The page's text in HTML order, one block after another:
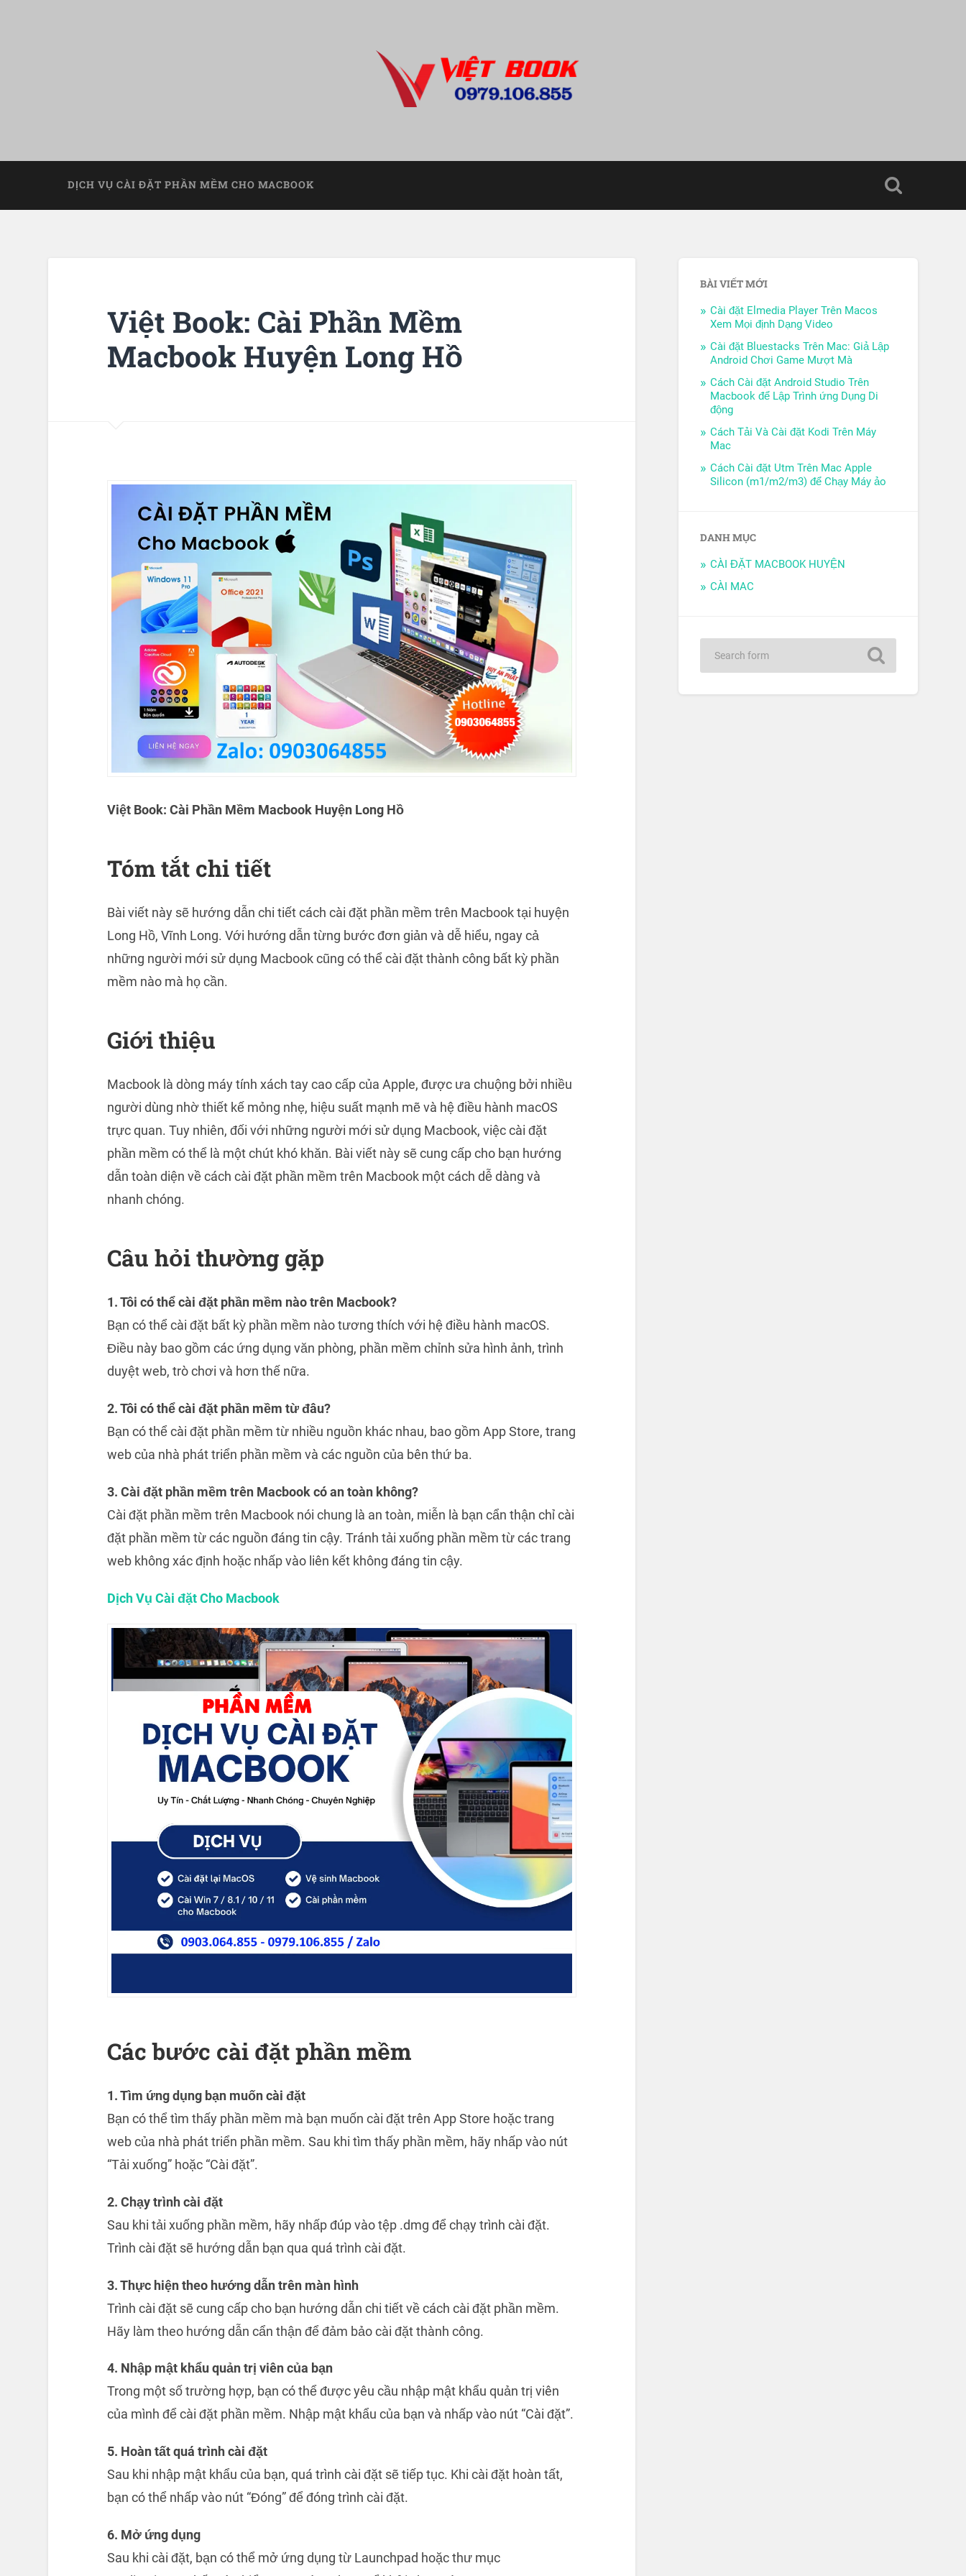
DỊCH VỤ CÀI ĐẶT PHẦN MỀM CHO MACBOOK
Việt Book: Cài Phần Mềm
Macbook Huyện Long Hồ
Việt Book: Cài Phần Mềm Macbook Huyện Long Hồ
Tóm tắt chi tiết
Bài viết này sẽ hướng dẫn chi tiết cách cài đặt phần mềm trên Macbook tại huyện
Long Hồ, Vĩnh Long. Với hướng dẫn từng bước đơn giản và dễ hiểu, ngay cả
những người mới sử dụng Macbook cũng có thể cài đặt thành công bất kỳ phần
mềm nào mà họ cần.
Giới thiệu
Macbook là dòng máy tính xách tay cao cấp của Apple, được ưa chuộng bởi nhiều
người dùng nhờ thiết kế mỏng nhẹ, hiệu suất mạnh mẽ và hệ điều hành macOS
trực quan. Tuy nhiên, đối với những người mới sử dụng Macbook, việc cài đặt
phần mềm có thể là một chút khó khăn. Bài viết này sẽ cung cấp cho bạn hướng
dẫn toàn diện về cách cài đặt phần mềm trên Macbook một cách dễ dàng và
nhanh chóng.
Câu hỏi thường gặp
1. Tôi có thể cài đặt phần mềm nào trên Macbook?
Bạn có thể cài đặt bất kỳ phần mềm nào tương thích với hệ điều hành macOS.
Điều này bao gồm các ứng dụng văn phòng, phần mềm chỉnh sửa hình ảnh, trình
duyệt web, trò chơi và hơn thế nữa.
2. Tôi có thể cài đặt phần mềm từ đâu?
Bạn có thể cài đặt phần mềm từ nhiều nguồn khác nhau, bao gồm App Store, trang
web của nhà phát triển phần mềm và các nguồn của bên thứ ba.
3. Cài đặt phần mềm trên Macbook có an toàn không?
Cài đặt phần mềm trên Macbook nói chung là an toàn, miễn là bạn cẩn thận chỉ cài
đặt phần mềm từ các nguồn đáng tin cậy. Tránh tải xuống phần mềm từ các trang
web không xác định hoặc nhấp vào liên kết không đáng tin cậy.
Dịch Vụ Cài đặt Cho Macbook
Các bước cài đặt phần mềm
1. Tìm ứng dụng bạn muốn cài đặt
Bạn có thể tìm thấy phần mềm mà bạn muốn cài đặt trên App Store hoặc trang
web của nhà phát triển phần mềm. Sau khi tìm thấy phần mềm, hãy nhấp vào nút
“Tải xuống” hoặc “Cài đặt”.
2. Chạy trình cài đặt
Sau khi tải xuống phần mềm, hãy nhấp đúp vào tệp .dmg để chạy trình cài đặt.
Trình cài đặt sẽ hướng dẫn bạn qua quá trình cài đặt.
3. Thực hiện theo hướng dẫn trên màn hình
Trình cài đặt sẽ cung cấp cho bạn hướng dẫn chi tiết về cách cài đặt phần mềm.
Hãy làm theo hướng dẫn cẩn thận để đảm bảo cài đặt thành công.
4. Nhập mật khẩu quản trị viên của bạn
Trong một số trường hợp, bạn có thể được yêu cầu nhập mật khẩu quản trị viên
của mình để cài đặt phần mềm. Nhập mật khẩu của bạn và nhấp vào nút “Cài đặt”.
5. Hoàn tất quá trình cài đặt
Sau khi nhập mật khẩu của bạn, quá trình cài đặt sẽ tiếp tục. Khi cài đặt hoàn tất,
bạn có thể nhấp vào nút “Đóng” để đóng trình cài đặt.
6. Mở ứng dụng
Sau khi cài đặt, bạn có thể mở ứng dụng từ Launchpad hoặc thư mục
BÀI VIẾT MỚI
Cài đặt Elmedia Player Trên Macos
Xem Mọi định Dạng Video
Cài đặt Bluestacks Trên Mac: Giả Lập
Android Chơi Game Mượt Mà
Cách Cài đặt Android Studio Trên
Macbook để Lập Trình ứng Dụng Di
động
Cách Tải Và Cài đặt Kodi Trên Máy
Mac
Cách Cài đặt Utm Trên Mac Apple
Silicon (m1/m2/m3) để Chạy Máy ảo
DANH MỤC
CÀI ĐẶT MACBOOK HUYỆN
CÀI MAC